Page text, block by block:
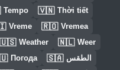
Tempo 🇻🇳 Thời tiết
Vreme 🇷🇴 Vremea
Weather 🇳🇱 Weer
Погода 🇸🇦 الطقس